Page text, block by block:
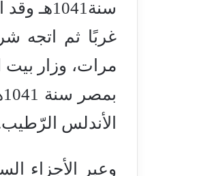
غربًا ثم اتجه
مرات، وزار
الأندلس
وعبر الأجزاء